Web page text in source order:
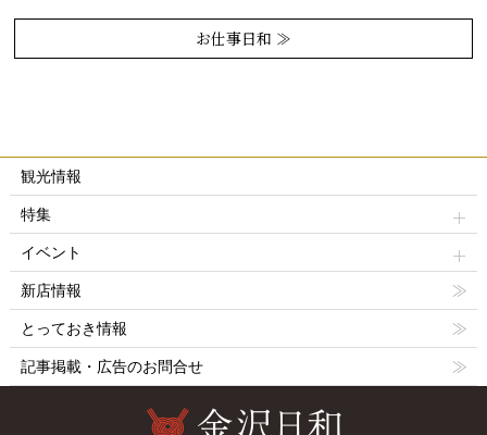
お仕事日和 ≫
観光情報
特集
イベント
新店情報
とっておき情報
記事掲載・広告のお問合せ